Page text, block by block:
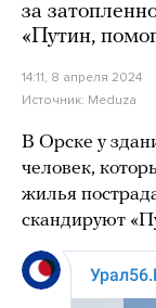
за
«Путин,
14:11, 8 апреля 2024
Источник: Meduza
В Орске у
человек,
жилья
скандируют